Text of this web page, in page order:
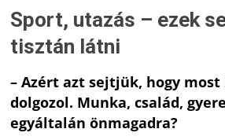
Sport, utazás – ezek
tisztán látni
– Azért azt sejtjük, hogy most
dolgozol. Munka, család,
egyáltalán önmagadra?